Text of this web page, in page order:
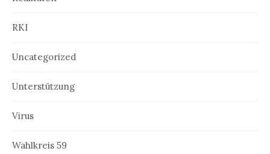
RKI
Uncategorized
Unterstützung
Virus
Wahlkreis 59